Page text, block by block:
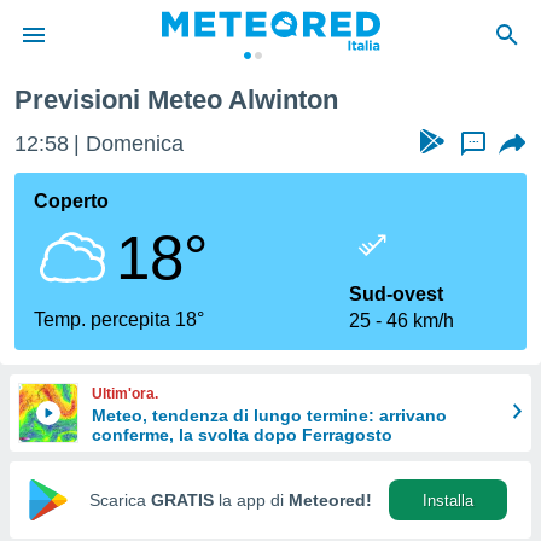
di
per
le
di
Web
Previsioni Meteo Alwinton
12:58 Domenica ...
Coperto
18°
Temp. percepita 18°
Sud-ovest
25
46 km/h
Ultim'ora.
Meteo, tendenza di lungo termine: arrivano
conferme, la svolta dopo Ferragosto
Scarica GRATIS la app di Meteored! Installa